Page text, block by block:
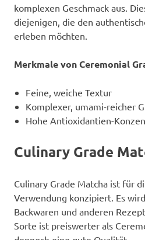
komplexen Geschmack aus.
diejenigen, die den
erleben möchten.
Merkmale von Ceremonial
Feine, weiche Textur
Komplexer, umami-reicher
Hohe Antioxidantien-
Culinary Grade
Culinary Grade Matcha ist für
Verwendung konzipiert. Es
Backwaren und anderen
Sorte ist preiswerter als